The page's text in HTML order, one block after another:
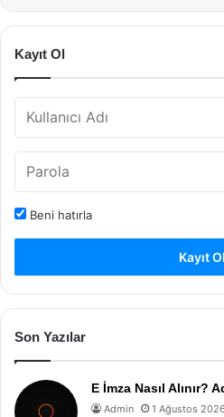
Kayıt Ol
Beni hatırla
Kayıt Ol
Son Yazılar
E İmza Nasıl Alınır?
Admin 1 Ağustos 2026